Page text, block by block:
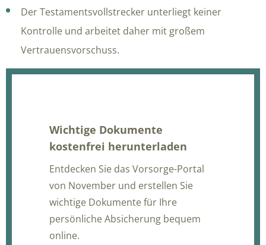
Der Testamentsvollstrecker unterliegt keiner
Kontrolle und arbeitet daher mit großem
Vertrauensvorschuss.
Wichtige Dokumente
kostenfrei herunterladen
Entdecken Sie das Vorsorge-Portal
von November und erstellen Sie
wichtige Dokumente für Ihre
persönliche Absicherung bequem
online.